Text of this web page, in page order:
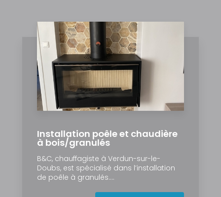
Installation poêle et chaudière
à bois/granulés
B&C, chauffagiste à Verdun-sur-le-
Doubs, est spécialisé dans l’installation
de poêle à granulés....